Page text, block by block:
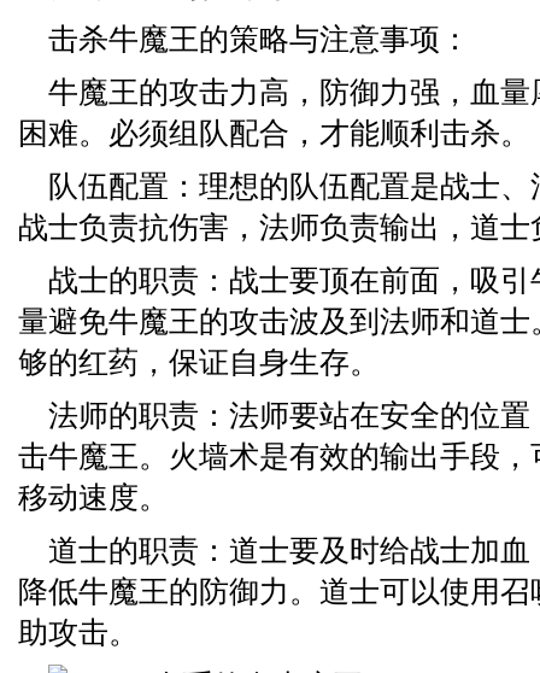
击杀牛魔王的策略与注意事项：
牛魔王的攻击力高，防御力强，血
困难。必须组队配合，才能顺利击杀。
队伍配置：理想的队伍配置是战士
战士负责抗伤害，法师负责输出，道
战士的职责：战士要顶在前面，吸
量避免牛魔王的攻击波及到法师和道
够的红药，保证自身生存。
法师的职责：法师要站在安全的位
击牛魔王。火墙术是有效的输出手段
移动速度。
道士的职责：道士要及时给战士加
降低牛魔王的防御力。道士可以使用
助攻击。